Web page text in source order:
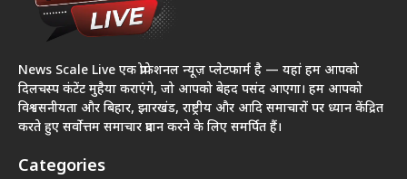
News Scale Live एक प्रोफेशनल न्यूज़ प्लेटफार्म है — यहां हम आपको
दिलचस्प कंटेंट मुहैया कराएंगे, जो आपको बेहद पसंद आएगा। हम आपको
विश्वसनीयता और बिहार, झारखंड, राष्ट्रीय और आदि समाचारों पर ध्यान केंद्रित
करते हुए सर्वोत्तम समाचार प्रदान करने के लिए समर्पित हैं।
Categories